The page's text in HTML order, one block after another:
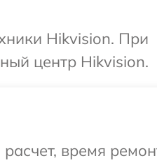
Hikvision. При
центр Hikvision.
время